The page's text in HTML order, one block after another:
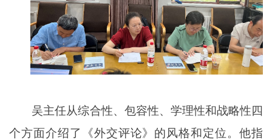
吴主任从综合性、包容性、学理性和战略性四
个方面介绍了
《外交评论》 的风格和定位。他指